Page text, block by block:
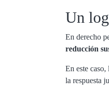
Un
En derecho
reducción
En este caso,
la respuesta